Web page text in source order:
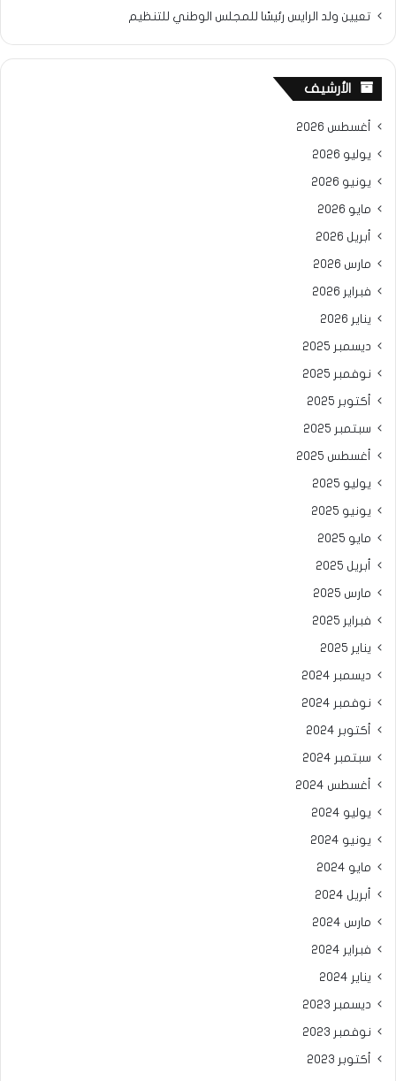
تعيين ولد الرايس رئيسًا للمجلس الوطني للتنظيم
الأرشيف
أغسطس 2026
يوليو 2026
يونيو 2026
مايو 2026
أبريل 2026
مارس 2026
فبراير 2026
يناير 2026
ديسمبر 2025
نوفمبر 2025
أكتوبر 2025
سبتمبر 2025
أغسطس 2025
يوليو 2025
يونيو 2025
مايو 2025
أبريل 2025
مارس 2025
فبراير 2025
يناير 2025
ديسمبر 2024
نوفمبر 2024
أكتوبر 2024
سبتمبر 2024
أغسطس 2024
يوليو 2024
يونيو 2024
مايو 2024
أبريل 2024
مارس 2024
فبراير 2024
يناير 2024
ديسمبر 2023
نوفمبر 2023
أكتوبر 2023